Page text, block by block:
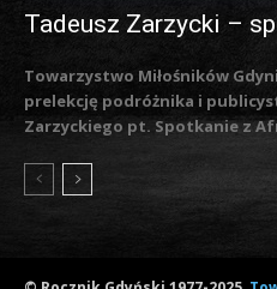
Tadeusz Zarzycki –
Towarzystwo Miłośników
prelekcję podróżnika i